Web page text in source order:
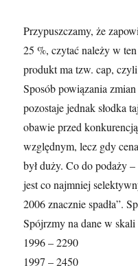
Przypuszczamy, że
25 %, czytać należy w
produkt ma tzw. cap,
Sposób powiązania
pozostaje jednak słodka
obawie przed
względnym, lecz gdy
był duży. Co do podaży
jest co najmniej
2006 znacznie spadła”.
Spójrzmy na dane w skali
1996 – 2290
1997 – 2450